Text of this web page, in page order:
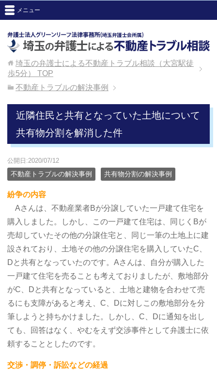
メニュー
埼玉の弁護士による不動産トラブル相談（大宮駅徒
歩5分）
TOP
不動産トラブルの解決事例
近隣住民と共有となっていた土地について
共有物分割を解消した件
公開日:2020/07/12
不動産トラブルの解決事例 共有物分割の解決事例
紛争の内容
Aさんは、不動産業者Bが分譲していた一戸建て住宅を
購入しました。しかし、この一戸建て住宅は、同じくBが
売却していたその他の分譲住宅と、同じ一筆の土地上に建
設されており、土地その他の分譲住宅を購入していたC、
Dと共有となっていたのです。Aさんは、自分が購入した
一戸建て住宅を売ることも考えておりましたが、敷地部分
がC、Dと共有となっていると、土地と建物を合わせて売
るにも支障があると考え、C、Dに対しこの敷地部分を分
筆しようと持ちかけました。しかし、C、Dに通知を出し
ても、回答はなく、やむをえず交渉事件として弁護士に依
頼することとしたのです。
交渉・調停・訴訟などの経過